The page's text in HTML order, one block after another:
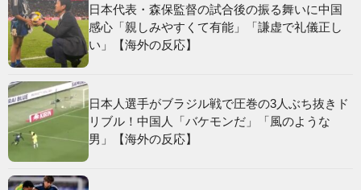
日本代表・森保監督の試合後の振る舞いに中国
感心「親しみやすくて有能」「謙虚で礼儀正し
い」【海外の反応】
日本人選手がブラジル戦で圧巻の3人ぶち抜きド
リブル！中国人「バケモンだ」「風のような
男」【海外の反応】